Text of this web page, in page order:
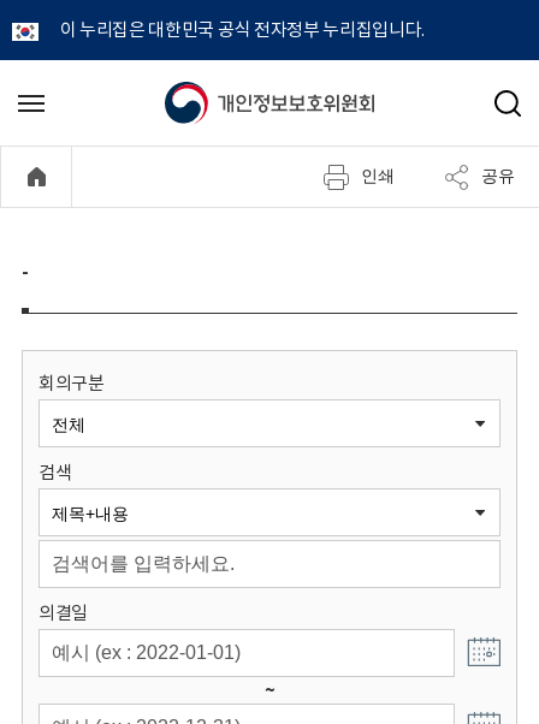
이 누리집은 대한민국 공식 전자정부 누리집입니다.
개
정
보
원
회
메
기
검
인쇄 공유
-
회의구분
검색
의결일
~